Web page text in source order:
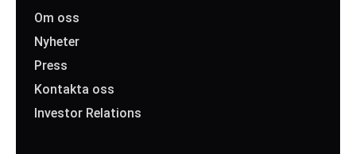
Om oss
Nyheter
Press
Kontakta oss
Investor Relations